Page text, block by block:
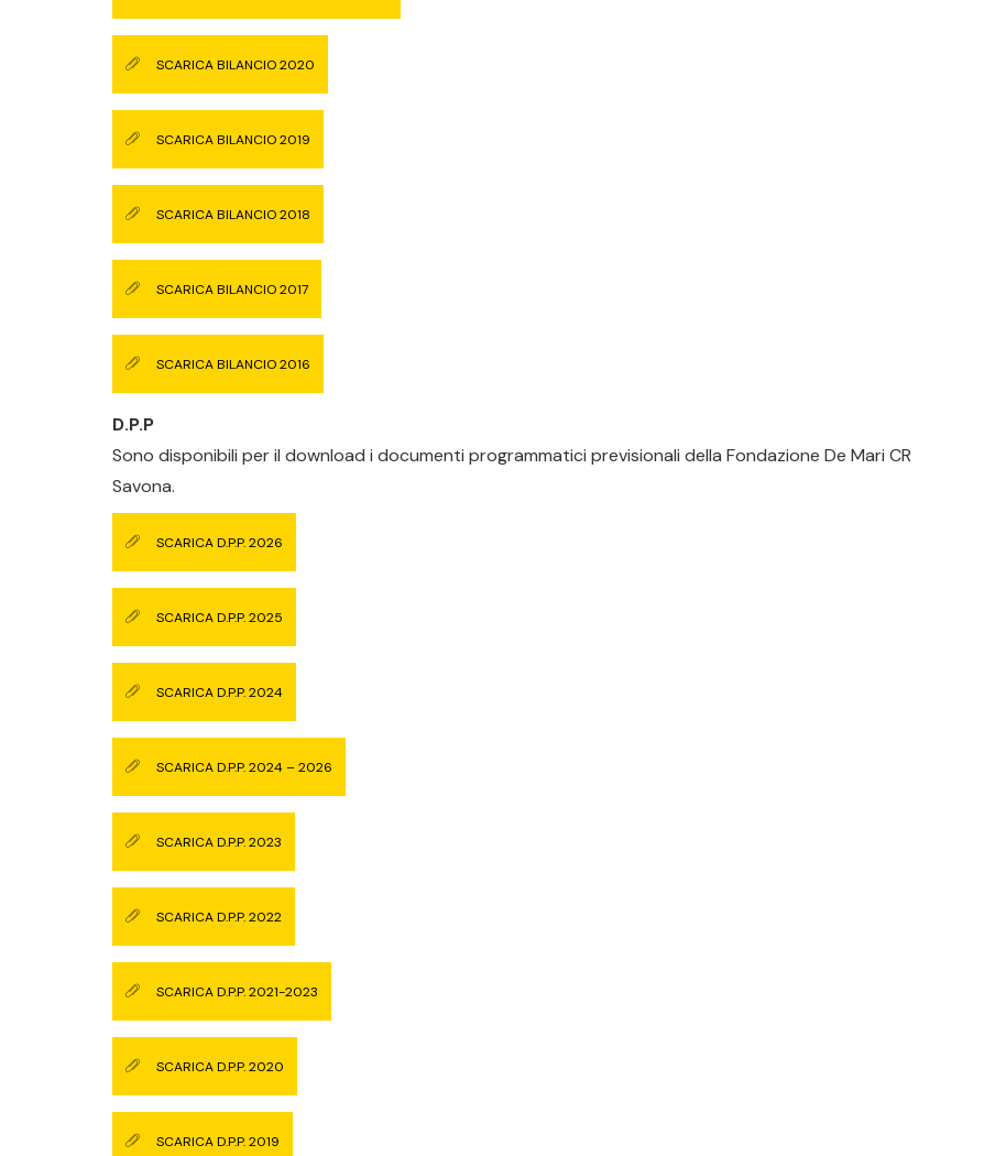
SCARICA BILANCIO 2020
SCARICA BILANCIO 2019
SCARICA BILANCIO 2018
SCARICA BILANCIO 2017
SCARICA BILANCIO 2016
D.P.P
Sono disponibili per il download i documenti programmatici previsionali della Fondazione De Mari CR
Savona.
SCARICA D.P.P. 2026
SCARICA D.P.P. 2025
SCARICA D.P.P. 2024
SCARICA D.P.P. 2024 – 2026
SCARICA D.P.P. 2023
SCARICA D.P.P. 2022
SCARICA D.P.P. 2021-2023
SCARICA D.P.P. 2020
SCARICA D.P.P. 2019